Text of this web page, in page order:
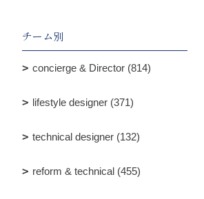
チーム別
concierge & Director (814)
lifestyle designer (371)
technical designer (132)
reform & technical (455)